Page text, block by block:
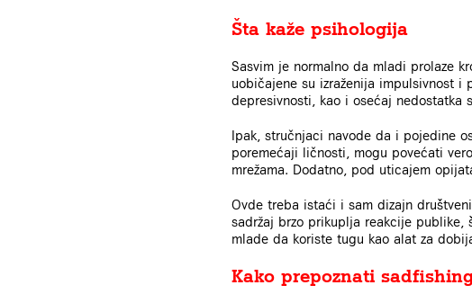
Šta kaže psihologija
Sasvim je normalno da mladi prolaze
uobičajene su izraženija impulsivnost i
depresivnosti, kao i osećaj nedostatka
Ipak, stručnjaci navode da i pojedine
poremećaji ličnosti, mogu povećati
mrežama. Dodatno, pod uticajem
Ovde treba istaći i sam dizajn
sadržaj brzo prikuplja reakcije
mlade da koriste tugu kao alat za
Kako prepoznati